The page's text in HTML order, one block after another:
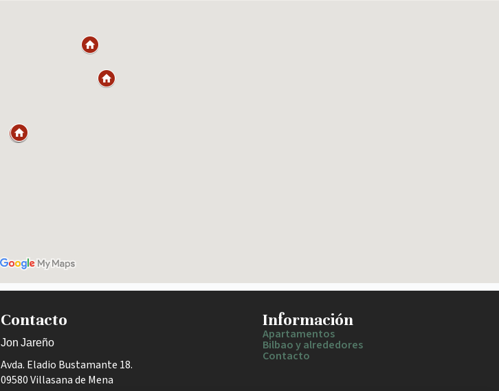
Contacto
Jon Jareño
Avda. Eladio Bustamante 18.
09580 Villasana de Mena
Información
Apartamentos
Bilbao y alrededores
Contacto